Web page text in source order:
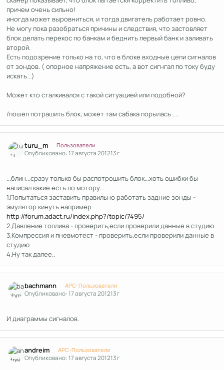
причем очень сильно!
иногда может выровниться, и тогда двигатель работает ровно.
Не могу пока разобраться причины и следствия, что застовляет
блок делать перекос по банкам и беднить первый банк и заливать
второй.
Есть подозрение только на то, что в блоке входные цепи сигналов
от зондов. ( опорное напряжение есть, а вот сигнгал по току буду
искать...)
Может кто сталкивался с такой ситуацией или подобной?
/пошел потрашить блок, может там сабака порылась ....
turu_m Пользователи
Опубликовано:17 августа 201213 г
...блин...сразу только бы распотрошить блок...хоть ошибки бы
написал какие есть по мотору...
1.Попытаться заставить правильно работать задние зонды -
эмулятор кинуть например
http://forum.adact.ru/index.php?/topic/7495/
2.Давление топлива - проверить,если проверили данные в студию
3.Компрессия и пневмотест - проверить,если проверили данные в
студию
4.Ну так далее..
bachmann APC-Пользователи
Опубликовано:17 августа 201213 г
И диаграммы сигналов.
andreim APC-Пользователи
Опубликовано:17 августа 201213 г